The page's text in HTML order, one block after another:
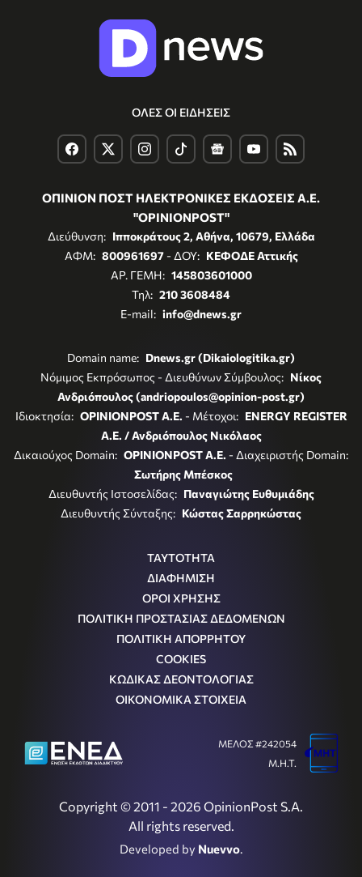
ΟΛΕΣ ΟΙ ΕΙΔΗΣΕΙΣ
ΟΠΙΝΙΟΝ ΠΟΣΤ ΗΛΕΚΤΡΟΝΙΚΕΣ ΕΚΔΟΣΕΙΣ Α.Ε.
"OPINIONPOST"
Διεύθυνση: Ιπποκράτους 2, Αθήνα, 10679, Ελλάδα
ΑΦΜ: 800961697- ΔΟΥ: ΚΕΦΟΔΕ Αττικής
ΑΡ. ΓΕΜΗ: 145803601000
Τηλ: 210 3608484
E-mail: info@dnews.gr
Domain name: Dnews.gr (Dikaiologitika.gr)
Νόμιμος Εκπρόσωπος - Διευθύνων Σύμβουλος: Νίκος
Ανδριόπουλος (andriopoulos@opinion-post.gr)
Ιδιοκτησία: OPINIONPOST A.E. - Μέτοχοι: ENERGY REGISTER
Α.Ε. / Ανδριόπουλος Νικόλαος
Δικαιούχος Domain: OPINIONPOST A.E. - Διαχειριστής Domain:
Σωτήρης Μπέσκος
Διευθυντής Ιστοσελίδας: Παναγιώτης Ευθυμιάδης
Διευθυντής Σύνταξης: Κώστας Σαρρηκώστας
ΤΑΥΤΟΤΗΤΑ
ΔΙΑΦΗΜΙΣΗ
ΟΡΟΙ ΧΡΗΣΗΣ
ΠΟΛΙΤΙΚΗ ΠΡΟΣΤΑΣΙΑΣ ΔΕΔΟΜΕΝΩΝ
ΠΟΛΙΤΙΚΗ ΑΠΟΡΡΗΤΟΥ
COOKIES
ΚΩΔΙΚΑΣ ΔΕΟΝΤΟΛΟΓΙΑΣ
ΟΙΚΟΝΟΜΙΚΑ ΣΤΟΙΧΕΙΑ
Copyright © 2011 - 2026 OpinionPost S.A.
All rights reserved.
Developed by Nuevvo.
ΜΕΛΟΣ #242054
Μ.Η.Τ.